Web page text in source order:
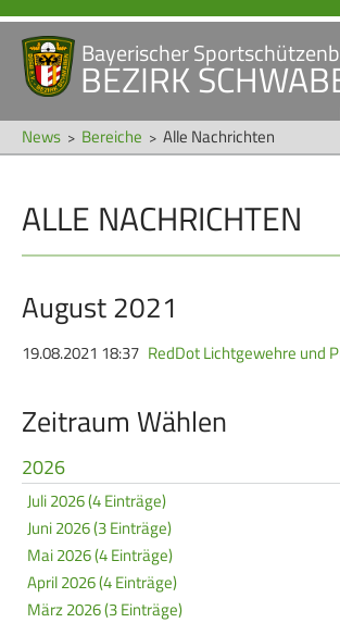
Bayerischer
BEZIRK
News Bereiche Alle Nachrichten
ALLE NACHRICHTEN
August 2021
19.08.2021 18:37 RedDot Lichtgewehre und
Zeitraum Wählen
2026
Juli 2026 (4 Einträge)
Juni 2026 (3 Einträge)
Mai 2026 (4 Einträge)
April 2026 (4 Einträge)
März 2026 (3 Einträge)
Navigation
überspringen
STARTSEITE
NEWS
überspringen
VERBAND
Veranstaltungen
Bezirk Schwaben
Referenten
Ehrungen
Service
TRADITION
SPORT
Schützensport